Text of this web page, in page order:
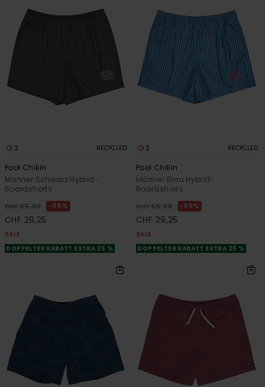
3 RECYCLED
Pool Chillin
Männer Schwarz Hybrid-
Boardshorts
CHF 65,00 55%
CHF 29,25
SALE
DOPPELTER RABATT EXTRA 25 %
3 RECYCLED
Pool Chillin
Männer Blau Hybrid-
Boardshorts
CHF 65,00 55%
CHF 29,25
SALE
DOPPELTER RABATT EXTRA 25 %